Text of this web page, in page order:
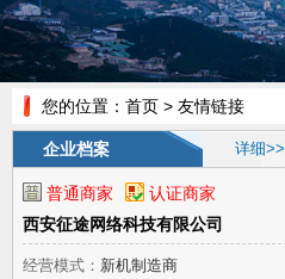
您的位置： 首页 > 友情链接
企业档案 详细>>
普通商家
认证商家
西安征途网络科技有限公司
经营模式： 新机制造商